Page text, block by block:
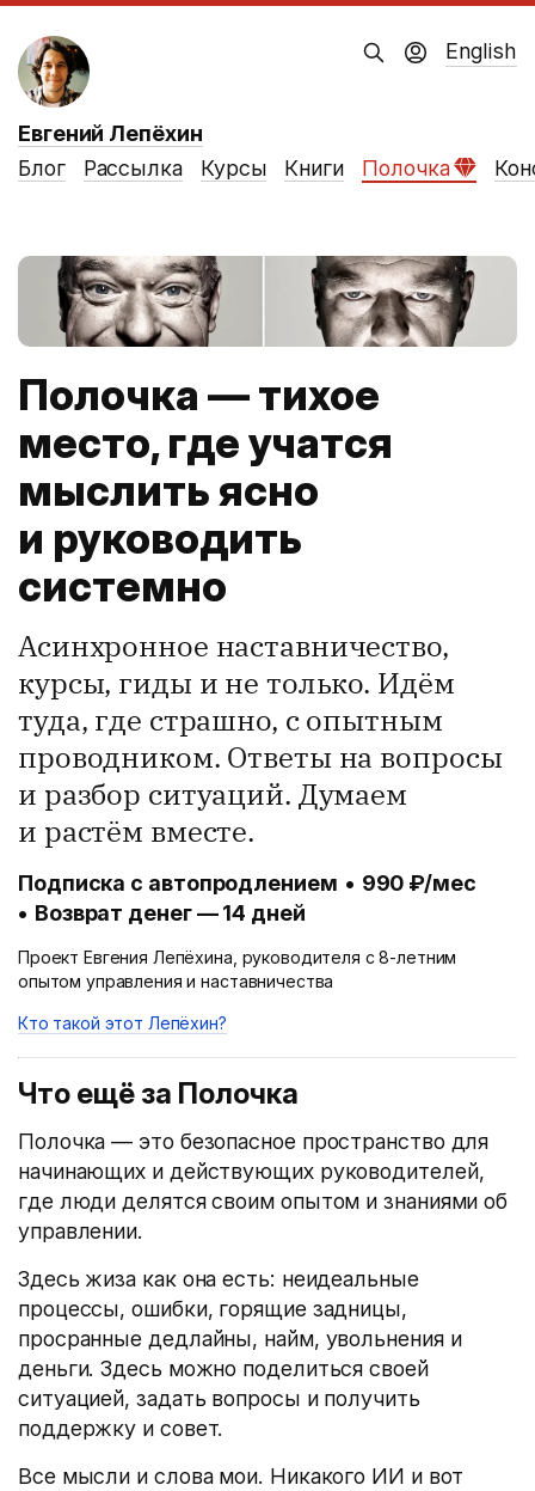
Евгений Лепёхин
Блог
Рассылка Курсы Книги Полочка
English
Полочка — тихое
место, где учатся
мыслить ясно
и руководить
системно
Асинхронное наставничество,
курсы, гиды и не только. Идём
туда, где страшно, с опытным
проводником. Ответы на вопросы
и разбор ситуаций. Думаем
и растём вместе.
Подписка с автопродлением
990 ₽/мес
Возврат денег — 14 дней
Проект Евгения Лепёхина, руководителя с 8-летним
опытом управления и наставничества
Кто такой этот Лепёхин?
Что ещё за Полочка
Полочка — это безопасное пространство для
начинающих и действующих руководителей,
где люди делятся своим опытом и знаниями об
управлении.
Здесь жиза как она есть: неидеальные
процессы, ошибки, горящие задницы,
просранные дедлайны, найм, увольнения и
деньги. Здесь можно поделиться своей
ситуацией, задать вопросы и получить
поддержку и совет.
Все мысли и слова мои. Никакого ИИ и вот